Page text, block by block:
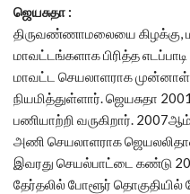
ஜெயசுதா :
திருவண்ணாமலையை கிழக்கு,
மாவட்டங்களாக பிரித்த
மாவட்ட செயலாளராக
நியமித்துள்ளார். ஜெயசுதா
பணியாற்றி வருகிறார்.
அணி செயலாளராக
இவரது செயல்பாட்டை கண்டு
தேர்தலில் போளூர் தொகுதியில்